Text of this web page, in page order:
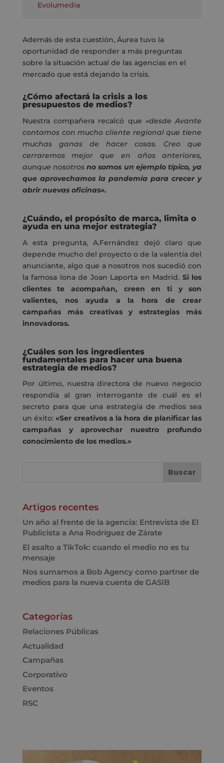
Evolumedia
Además de esta cuestión, Áurea tuvo la
oportunidad de responder a más preguntas
sobre la situación actual de las agencias en el
mercado que está dejando la crisis.
¿Cómo afectará la crisis a los
presupuestos de medios?
Nuestra compañera recalcó que «desde Avante
contamos con mucho cliente regional que tiene
muchas ganas de hacer cosas. Creo que
cerraremos mejor que en años anteriores,
aunque nosotrosno somos un ejemplo típico, ya
que aprovechamos la pandemia para crecer y
abrir nuevas oficinas».
¿Cuándo, el propósito de marca, limita o
ayuda en una mejor estrategia?
A esta pregunta, A.Fernández dejó claro que
depende mucho del proyecto o de la valentía del
anunciante, algo que a nosotros nos sucedió con
la famosa lona de Joan Laporta en Madrid. Si los
clientes te acompañan, creen en ti y son
valientes, nos ayuda a la hora de crear
campañas más creativas y estrategias más
innovadoras.
¿Cuáles son los ingredientes
fundamentales para hacer una buena
estrategia de medios?
Por último, nuestra directora de nuevo negocio
respondía al gran interrogante de cuál es el
secreto para que una estrategia de medios sea
un éxito:«Ser creativos a la hora de planificar las
campañas y aprovechar nuestro profundo
conocimiento de los medios.»
Artigos recentes
Un año al frente de la agencia: Entrevista de El
Publicista a Ana Rodríguez de Zárate
El asalto a TikTok: cuando el medio no es tu
mensaje
Nos sumamos a Bob Agency como partner de
medios para la nueva cuenta de GASIB
Categorías
Relaciones Públicas
Actualidad
Campañas
Corporativo
Eventos
RSC